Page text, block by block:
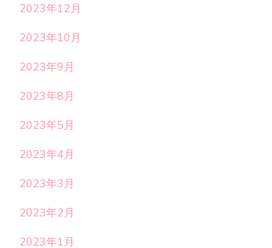
2023年12月
2023年10月
2023年9月
2023年8月
2023年5月
2023年4月
2023年3月
2023年2月
2023年1月